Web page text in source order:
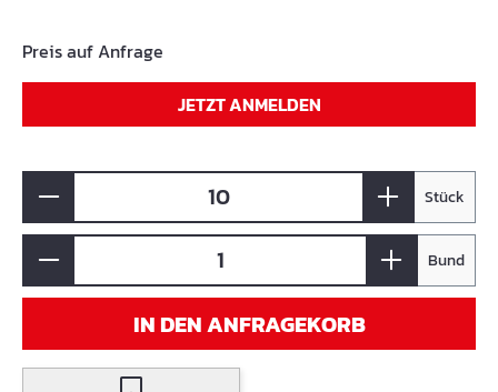
Preis auf Anfrage
JETZT ANMELDEN
Stück
Bund
IN DEN ANFRAGEKORB